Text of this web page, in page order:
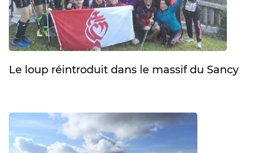
Le loup réintroduit dans le massif du Sancy